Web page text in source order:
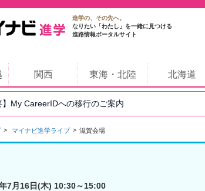
進学の、その先へ。
なりたい「わたし」を一緒に見つける
進路情報ポータルサイト
関西 東海・北陸 北海道
】My CareerIDへの移行のご案内
マイナビ進学ライブ 滋賀会場
7月16日(木) 10:30～15:00